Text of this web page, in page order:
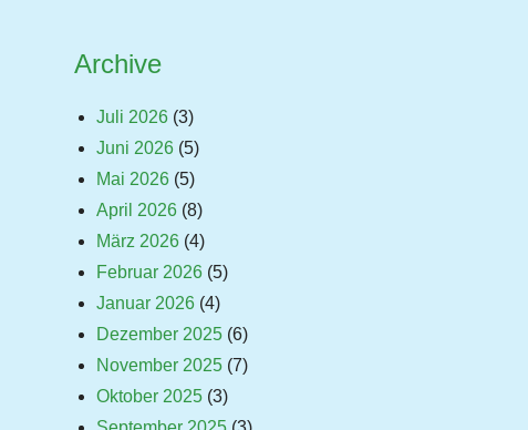
Archive
Juli 2026(3)
Juni 2026(5)
Mai 2026(5)
April 2026(8)
März 2026(4)
Februar 2026(5)
Januar 2026(4)
Dezember 2025(6)
November 2025(7)
Oktober 2025(3)